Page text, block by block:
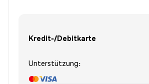
Kredit-/Debitkarte
Unterstützung: